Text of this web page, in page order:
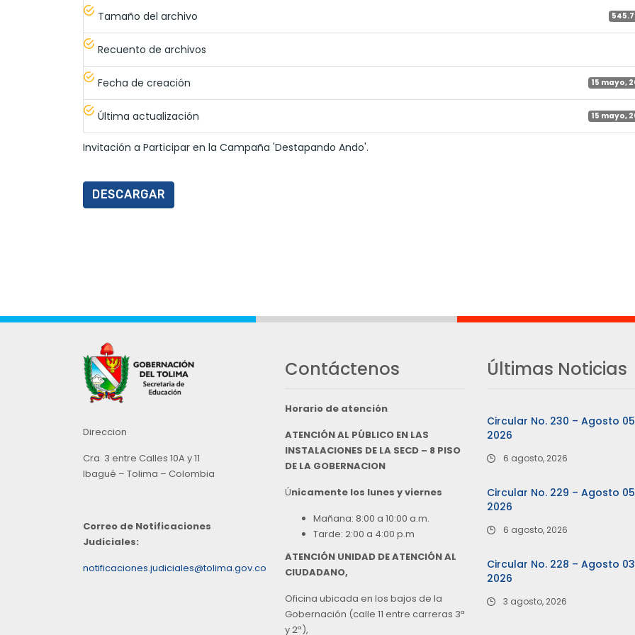
Tamaño del archivo
Recuento de archivos
Fecha de creación 15 mayo,
Última actualización 15 mayo,
Invitación a Participar en la Campaña 'Destapando Ando'.
DESCARGAR
Direccion
Cra. 3 entre Calles 10A y 11
Ibagué – Tolima – Colombia
Correo de Notificaciones
Judiciales:
notificaciones.judiciales@tolima.gov.co
Contáctenos
Horario de atención
ATENCIÓN AL PÚBLICO EN LAS
INSTALACIONES DE LA SECD – 8 PISO
DE LA GOBERNACION
Únicamente los lunes y viernes
Mañana: 8:00 a 10:00 a.m.
Tarde: 2:00 a 4:00 p.m
ATENCIÓN UNIDAD DE ATENCIÓN AL
CIUDADANO,
Oficina ubicada en los bajos de la
Gobernación (calle 11 entre carreras 3ª
y 2ª),
Últimas Noticias
Circular No. 230 – Agosto
2026
6 agosto, 2026
Circular No. 229 – Agosto
2026
6 agosto, 2026
Circular No. 228 – Agosto
2026
3 agosto, 2026